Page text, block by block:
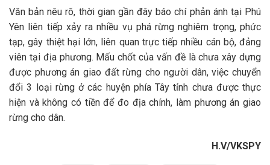
Văn bản nêu rõ, thời gian gần đây báo chí phản ánh tại Phú
Yên liên tiếp xảy ra nhiều vụ phá rừng nghiêm trọng, phức
tạp, gây thiệt hại lớn, liên quan trực tiếp nhiều cán bộ, đảng
viên tại địa phương. Mấu chốt của vấn đề là chưa xây dựng
được phương án giao đất rừng cho người dân, việc chuyển
đổi 3 loại rừng ở các huyện phía Tây tỉnh chưa được thực
hiện và không có tiền để đo địa chính, làm phương án giao
rừng cho dân.
H.V/VKSPY